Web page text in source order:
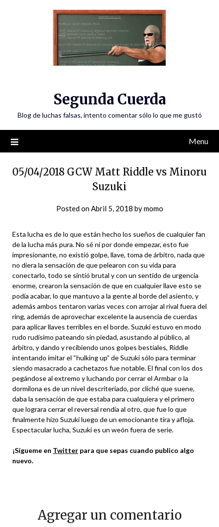
Segunda Cuerda
Blog de luchas falsas, intento comentar sólo lo que me gustó
Menu
05/04/2018 GCW Matt Riddle vs Minoru
Suzuki
Posted onAbril 5, 2018 bymomo
Esta lucha es de lo que están hecho los sueños de cualquier fan
de la lucha más pura. No sé ni por donde empezar, esto fue
impresionante, no existió golpe, llave, toma de árbitro, nada que
no diera la sensación de que pelearon con su vida para
conectarlo, todo se sintió brutal y con un sentido de urgencia
enorme, crearon la sensación de que en cualquier llave esto se
podía acabar, lo que mantuvo a la gente al borde del asiento, y
además ambos tentaron varias veces con arrojar al rival fuera del
ring, además de aprovechar excelente la ausencia de cuerdas
para aplicar llaves terribles en el borde. Suzuki estuvo en modo
rudo rudísimo pateando sin piedad, asustando al público, al
árbitro, y dando y recibiendo unos golpes bestiales, Riddle
intentando imitar el “hulking up” de Suzuki sólo para terminar
siendo masacrado a cachetazos fue notable. El final con los dos
pegándose al extremo y luchando por cerrar el Armbar o la
dormilona es de un nivel descriteriado, por cliché que suene,
daba la sensación de que estaba para cualquiera y el primero
que lograra cerrar el reversal rendía al otro, que fue lo que
finalmente hizo Suzuki luego de un emocionante tira y afloja.
Espectacular lucha, Suzuki es un weón fuera de serie.
¡Sígueme en Twitter para que sepas cuando publico algo
nuevo.
Agregar un comentario